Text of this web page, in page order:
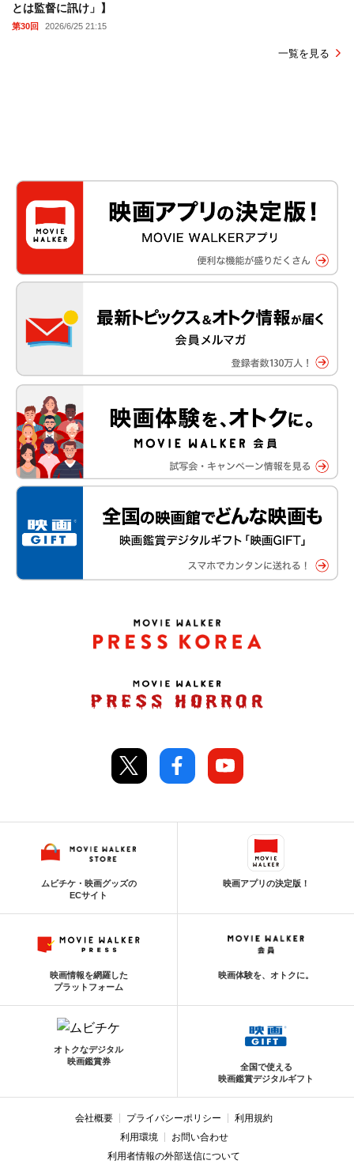
とは監督に訊け」】
第30回 2026/6/25 21:15
一覧を見る
ムビチケ・映画グッズの
ECサイト
映画アプリの決定版！
映画情報を網羅した
プラットフォーム
映画体験を、オトクに。
オトクなデジタル
映画鑑賞券
全国で使える
映画鑑賞デジタルギフト
会社概要 プライバシーポリシー
利用規約
利用環境
お問い合わせ
利用者情報の外部送信について